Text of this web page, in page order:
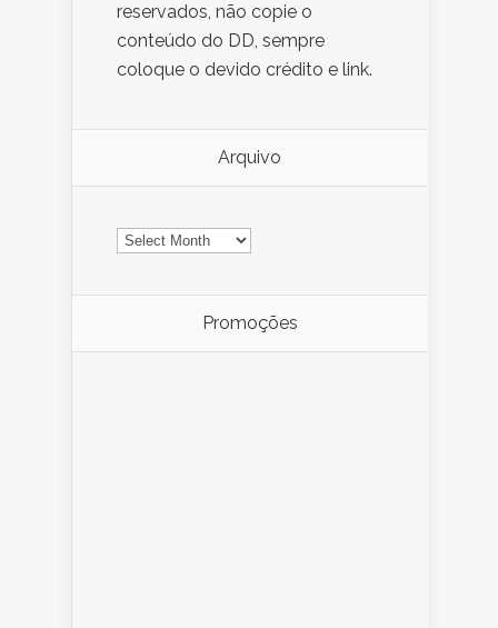
reservados, não copie o
conteúdo do DD, sempre
coloque o devido crédito e link.
Arquivo
Arquivo
Promoções